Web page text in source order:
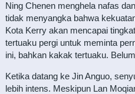
Ning Chenen menghela nafas
tidak menyangka bahwa
Kota Kerry akan mencapai
tertuaku pergi untuk meminta
ini, bahkan kakak tertuaku.
Ketika datang ke Jin Anguo,
lebih intens. Meskipun Lan